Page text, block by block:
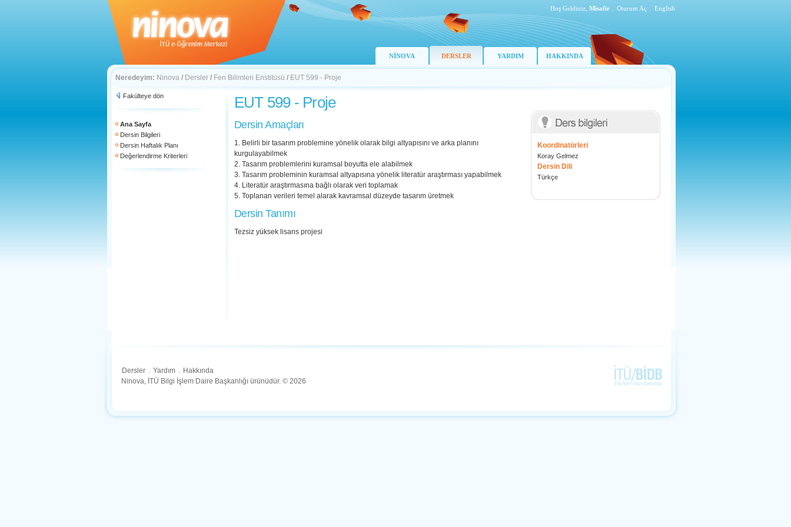
Hoş Geldiniz, Misafir Oturum Aç English
NİNOVA DERSLER YARDIM HAKKINDA
Neredeyim: Ninova / Dersler / Fen Bilimleri Enstitüsü / EUT 599 - Proje
Fakülteye dön
Ana Sayfa
Dersin Bilgileri
Dersin Haftalık Planı
Değerlendirme Kriterleri
EUT 599 - Proje
Dersin Amaçları
1. Belirli bir tasarım problemine yönelik olarak bilgi altyapısını ve arka planını
kurgulayabilmek
2. Tasarım problemlerini kuramsal boyutta ele alabilmek
3. Tasarım probleminin kuramsal altyapısına yönelik literatür araştırması yapabilmek
4. Literatür araştırmasına bağlı olarak veri toplamak
5. Toplanan verileri temel alarak kavramsal düzeyde tasarım üretmek
Dersin Tanımı
Tezsiz yüksek lisans projesi
Koordinatörleri
Koray Gelmez
Dersin Dili
Türkçe
Dersler . Yardım . Hakkında
Ninova, İTÜ Bilgi İşlem Daire Başkanlığı ürünüdür. © 2026